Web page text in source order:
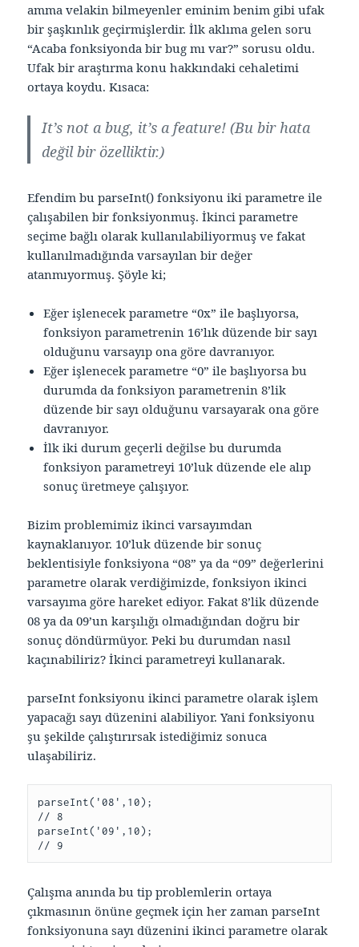
amma velakin bilmeyenler eminim benim gibi ufak
bir şaşkınlık geçirmişlerdir. İlk aklıma gelen soru
“Acaba fonksiyonda bir bug mı var?” sorusu oldu.
Ufak bir araştırma konu hakkındaki cehaletimi
ortaya koydu. Kısaca:
It’s not a bug, it’s a feature! (Bu bir hata
değil bir özelliktir.)
Efendim bu parseInt() fonksiyonu iki parametre ile
çalışabilen bir fonksiyonmuş. İkinci parametre
seçime bağlı olarak kullanılabiliyormuş ve fakat
kullanılmadığında varsayılan bir değer
atanmıyormuş. Şöyle ki;
Eğer işlenecek parametre “0x” ile başlıyorsa,
fonksiyon parametrenin 16’lık düzende bir sayı
olduğunu varsayıp ona göre davranıyor.
Eğer işlenecek parametre “0” ile başlıyorsa bu
durumda da fonksiyon parametrenin 8’lik
düzende bir sayı olduğunu varsayarak ona göre
davranıyor.
İlk iki durum geçerli değilse bu durumda
fonksiyon parametreyi 10’luk düzende ele alıp
sonuç üretmeye çalışıyor.
Bizim problemimiz ikinci varsayımdan
kaynaklanıyor. 10’luk düzende bir sonuç
beklentisiyle fonksiyona “08” ya da “09” değerlerini
parametre olarak verdiğimizde, fonksiyon ikinci
varsayıma göre hareket ediyor. Fakat 8’lik düzende
08 ya da 09’un karşılığı olmadığından doğru bir
sonuç döndürmüyor. Peki bu durumdan nasıl
kaçınabiliriz? İkinci parametreyi kullanarak.
parseInt fonksiyonu ikinci parametre olarak işlem
yapacağı sayı düzenini alabiliyor. Yani fonksiyonu
şu şekilde çalıştırırsak istediğimiz sonuca
ulaşabiliriz.
parseInt('08',10);
// 8
parseInt('09',10);
// 9
Çalışma anında bu tip problemlerin ortaya
çıkmasının önüne geçmek için her zaman parseInt
fonksiyonuna sayı düzenini ikinci parametre olarak